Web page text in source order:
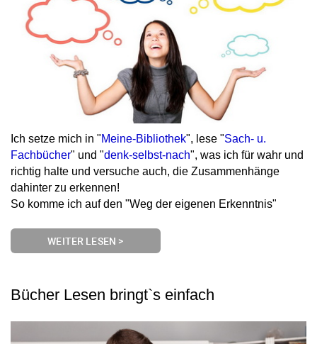
Ich setze mich in "Meine-Bibliothek", lese "Sach- u.
Fachbücher" und "denk-selbst-nach", was ich für wahr und
richtig halte und versuche auch, die Zusammenhänge
dahinter zu erkennen!
So komme ich auf den "Weg der eigenen Erkenntnis"
WEITER LESEN >
Bücher Lesen bringt`s einfach